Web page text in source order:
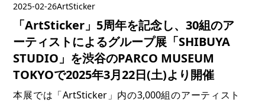
2025-02-26ArtSticker
「ArtSticker」5周年を記念し、30組のア
ーティストによるグループ展「SHIBUYA
STUDIO」を渋谷のPARCO MUSEUM
TOKYOで2025年3月22日(土)より開催
本展では「ArtSticker」内の3,000組のアーティスト